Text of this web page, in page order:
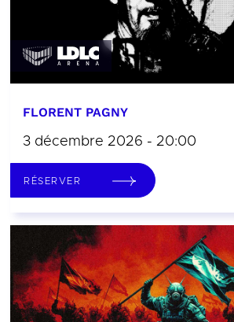
FLORENT PAGNY
3 décembre 2026 - 20:00
RÉSERVER